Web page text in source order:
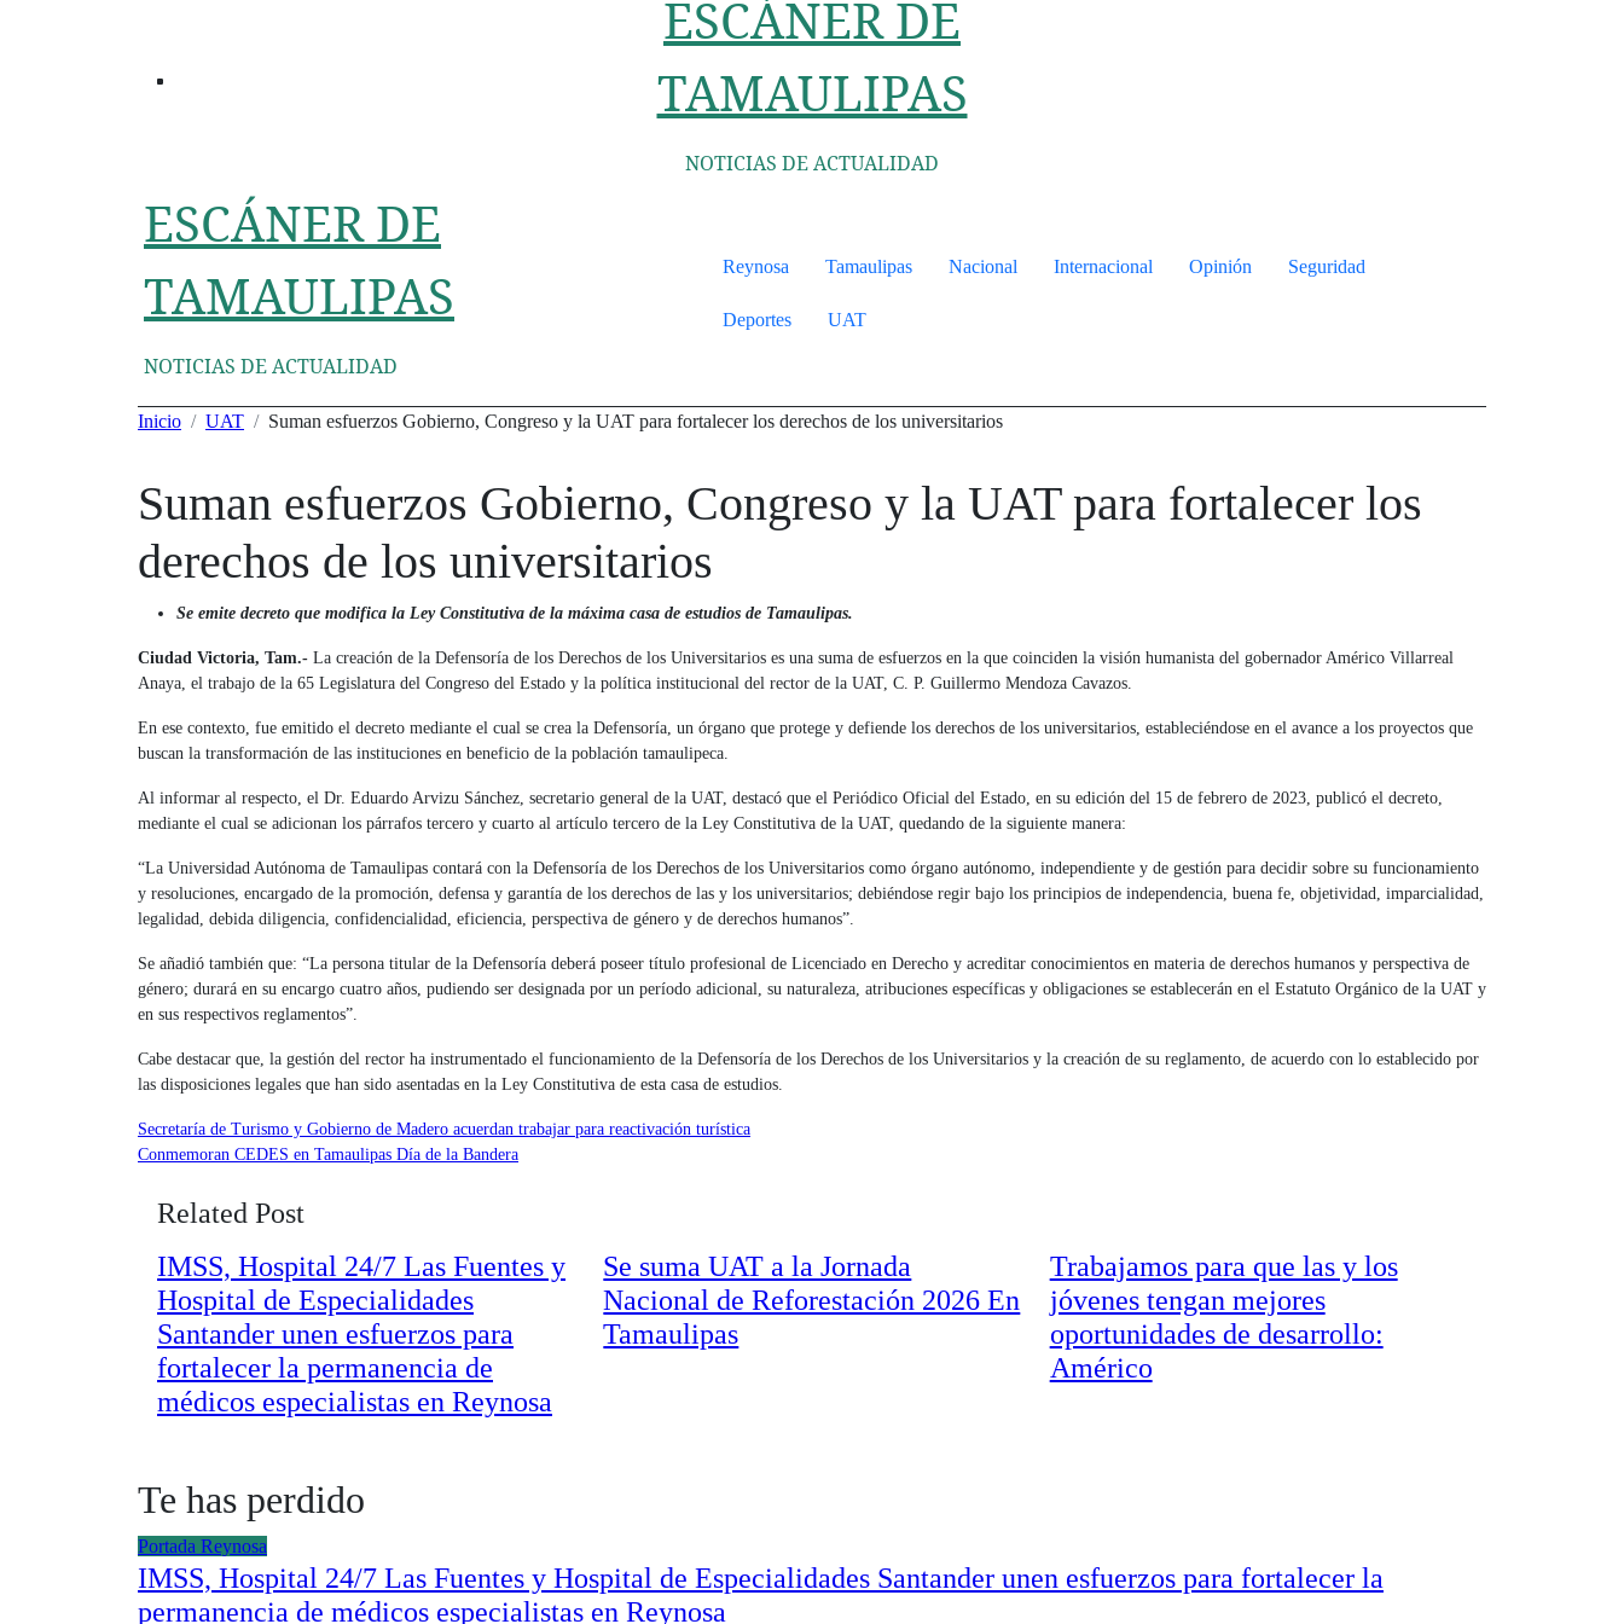
ESCÁNER DE
TAMAULIPAS
NOTICIAS DE ACTUALIDAD
ESCÁNER DE
TAMAULIPAS
NOTICIAS DE ACTUALIDAD
Reynosa Tamaulipas Nacional Internacional Opinión Seguridad
Deportes UAT
Inicio UAT Suman esfuerzos Gobierno, Congreso y la UAT para fortalecer los derechos de los universitarios
Suman esfuerzos Gobierno, Congreso y la UAT para fortalecer los
derechos de los universitarios
Se emite decreto que modifica la Ley Constitutiva de la máxima casa de estudios de Tamaulipas.
Ciudad Victoria, Tam.- La creación de la Defensoría de los Derechos de los Universitarios es una suma de esfuerzos en la que coinciden la visión humanista del gobernador Américo Villarreal
Anaya, el trabajo de la 65 Legislatura del Congreso del Estado y la política institucional del rector de la UAT, C. P. Guillermo Mendoza Cavazos.
En ese contexto, fue emitido el decreto mediante el cual se crea la Defensoría, un órgano que protege y defiende los derechos de los universitarios, estableciéndose en el avance a los proyectos que
buscan la transformación de las instituciones en beneficio de la población tamaulipeca.
Al informar al respecto, el Dr. Eduardo Arvizu Sánchez, secretario general de la UAT, destacó que el Periódico Oficial del Estado, en su edición del 15 de febrero de 2023, publicó el decreto,
mediante el cual se adicionan los párrafos tercero y cuarto al artículo tercero de la Ley Constitutiva de la UAT, quedando de la siguiente manera:
“La Universidad Autónoma de Tamaulipas contará con la Defensoría de los Derechos de los Universitarios como órgano autónomo, independiente y de gestión para decidir sobre su funcionamiento
y resoluciones, encargado de la promoción, defensa y garantía de los derechos de las y los universitarios; debiéndose regir bajo los principios de independencia, buena fe, objetividad, imparcialidad,
legalidad, debida diligencia, confidencialidad, eficiencia, perspectiva de género y de derechos humanos”.
Se añadió también que: “La persona titular de la Defensoría deberá poseer título profesional de Licenciado en Derecho y acreditar conocimientos en materia de derechos humanos y perspectiva de
género; durará en su encargo cuatro años, pudiendo ser designada por un período adicional, su naturaleza, atribuciones específicas y obligaciones se establecerán en el Estatuto Orgánico de la UAT y
en sus respectivos reglamentos”.
Cabe destacar que, la gestión del rector ha instrumentado el funcionamiento de la Defensoría de los Derechos de los Universitarios y la creación de su reglamento, de acuerdo con lo establecido por
las disposiciones legales que han sido asentadas en la Ley Constitutiva de esta casa de estudios.
Navegación
entradas
Secretaría de Turismo y Gobierno de Madero acuerdan trabajar para reactivación turística
Conmemoran CEDES en Tamaulipas Día de la Bandera
Related Post
IMSS, Hospital 24/7 Las Fuentes y
Hospital de Especialidades
Santander unen esfuerzos para
fortalecer la permanencia de
médicos especialistas en Reynosa
Se suma UAT a la Jornada
Nacional de Reforestación 2026 En
Tamaulipas
Trabajamos para que las y los
jóvenes tengan mejores
oportunidades de desarrollo:
Américo
Te has perdido
Portada Reynosa
IMSS, Hospital 24/7 Las Fuentes y Hospital de Especialidades Santander unen esfuerzos para fortalecer la
permanencia de médicos especialistas en Reynosa